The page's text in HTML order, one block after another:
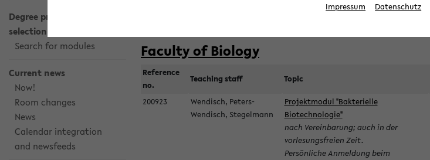
Degree programme
selection
Search for modules
Current news
Now!
Room changes
News
Calendar integration
and newsfeeds
Faculty of Biology
Reference
no.
Teaching staff Topic
200923
Wendisch, Peters-
Wendisch, Stegelmann
Projektmodul "Bakterielle
Biotechnologie"
nach Vereinbarung; auch in der
vorlesungsfreien Zeit.
Persönliche Anmeldung beim
Impressum Datenschutz